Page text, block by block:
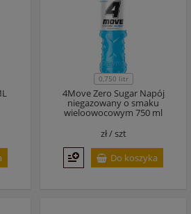
0,750 litr
4Move Zero Sugar Napój
niegazowany o smaku
wieloowocowym 750 ml
zł /szt
Do koszyka